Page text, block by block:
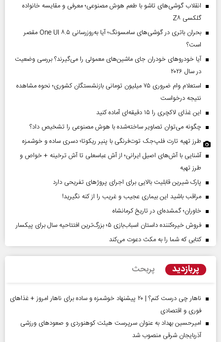
انقلاب گوشی‌های تاشو‌ با طعم هوش مصنوعی؛ معرفی و مقایسه خانواده
گلکسی Z۸
بحران باتری در گوشی‌های سامسونگ؛ آیا به‌روزرسانی One UI ۸.۵ مقصر
است؟
آیا خودروهای خودران جای ماشین‌های معمولی را می‌گیرند؟ بررسی وضعیت
در سال ۲۰۲۶
استعلام وام ضروری ۷۵ میلیون تومانی بازنشستگان کشوری؛ نحوه مشاهده
نتیجه درخواست
این غذای لاکچری را ۱۵ دقیقه‌ای آماده کنید
چگونه می‌توان تصاویر ساخته‌شده با هوش مصنوعی را تشخیص داد؟
طرز تهیه تارت فلپ‌جک توت‌فرنگی با پنیر ریکوتا؛ دسری ساده و خوشمزه
آشنایی با آش‌های اصیل ایرانی؛ از آش عباسعلی تا آش ترخینه + خواص و
طرز تهیه
پارک شیرین قابلیت‌ بالایی برای اجرای پروژهای تفریحی دارد
مراقب باشید این بیماری عجیب و غریب را از کنه نگیرید!
خاوران؛ گمشده‌ای در تاریخ کرمانشاه
فروش خیره‌کننده داستان اسباب‌بازی ۵؛ بزرگ‌ترین افتتاحیه سال برای پیکسار
کتابی که شما را به مکث دعوت می‌کند
پربازدید پربحث
ناهار چی درست کنم؟ | ۲۰ پیشنهاد خوشمزه و ساده برای ناهار امروز + غذاهای
فوری و اقتصادی
امیرحسین بهداد به عنوان سرپرست هیئت کوهنوردی و صعودهای ورزشی
آذربایجان شرقی منصوب شد